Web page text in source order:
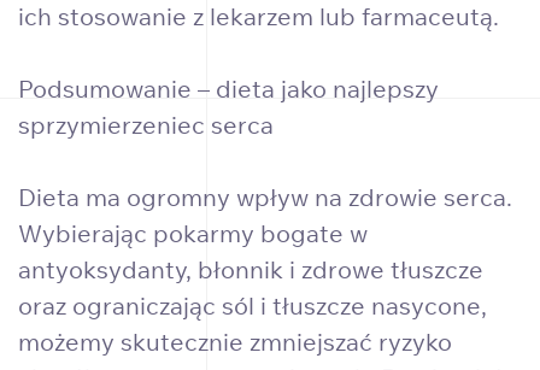
ich stosowanie z lekarzem lub farmaceutą.
Podsumowanie – dieta jako najlepszy
sprzymierzeniec serca
Dieta ma ogromny wpływ na zdrowie serca.
Wybierając pokarmy bogate w
antyoksydanty, błonnik i zdrowe tłuszcze
oraz ograniczając sól i tłuszcze nasycone,
możemy skutecznie zmniejszać ryzyko